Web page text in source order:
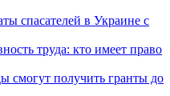
спасателей в Украине с
труда: кто имеет право
смогут получить гранты до